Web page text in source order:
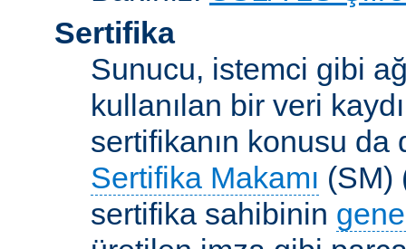
Sertifika
Sunucu, istemci gibi
kullanılan bir veri
sertifikanın konusu da
Sertifika Makamı (SM)
sertifika sahibinin